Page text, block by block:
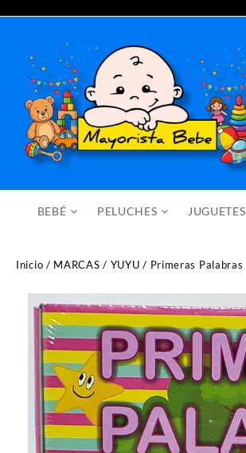
BEBÉ PELUCHES JUGUETES
Inicio / MARCAS / YUYU / Primeras Palabras